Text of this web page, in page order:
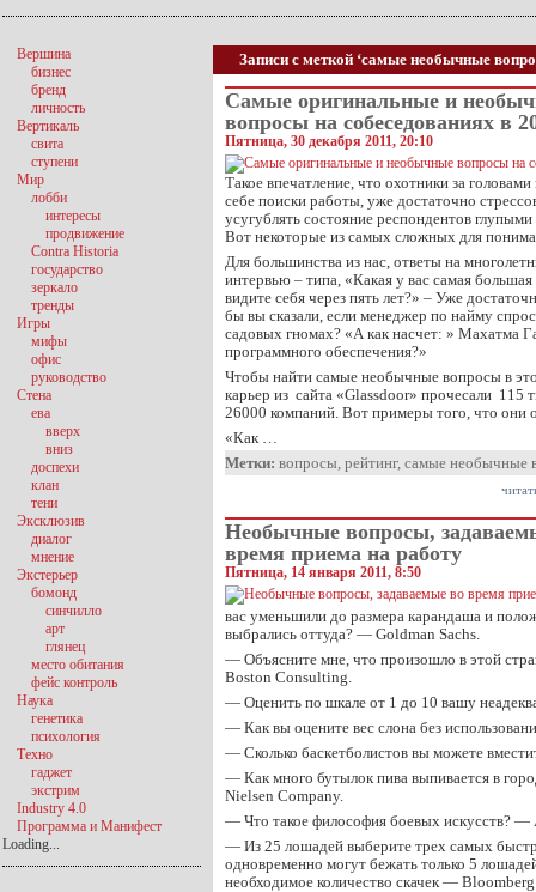
Записи с меткой ‘самые необычные
Самые оригинальные и
вопросы на собеседованиях в
Пятница, 30 декабря 2011, 20:10
Такое впечатление, что охотники за
себе поиски работы, уже достаточно
усугублять состояние респондентов
Вот некоторые из самых сложных для
Для большинства из нас, ответы на
интервью – типа, «Какая у вас самая
видите себя через пять лет?» – Уже
бы вы сказали, если менеджер по найму
садовых гномах? «А как насчет: » Махатма
программного обеспечения?»
Чтобы найти самые необычные вопросы в
карьер из сайта «Glassdoor» прочесали 115
26000 компаний. Вот примеры того, что они
«Как …
Метки: вопросы, рейтинг, самые необычные
Необычные вопросы,
время приема на работу
Пятница, 14 января 2011, 8:50
вас уменьшили до размера карандаша и
выбрались оттуда? — Goldman Sachs.
— Объясните мне, что произошло в этой
Boston Consulting.
— Оценить по шкале от 1 до 10 вашу
— Как вы оцените вес слона без
— Сколько баскетболистов вы можете
— Как много бутылок пива выпивается в
Nielsen Company.
— Что такое философия боевых искусств? —
— Из 25 лошадей выберите трех самых
одновременно могут бежать только 5
необходимое количество скачек —
Вершина
бизнес
бренд
личность
Вертикаль
свита
ступени
Мир
лобби
интересы
продвижение
Contra Historia
государство
зеркало
тренды
Игры
мифы
офис
руководство
Стена
ева
вверх
вниз
доспехи
клан
тени
Эксклюзив
диалог
мнение
Экстерьер
бомонд
синчилло
арт
глянец
место обитания
фейс контроль
Наука
генетика
психология
Техно
гаджет
экстрим
Industry 4.0
Программа и Манифест
Loading...